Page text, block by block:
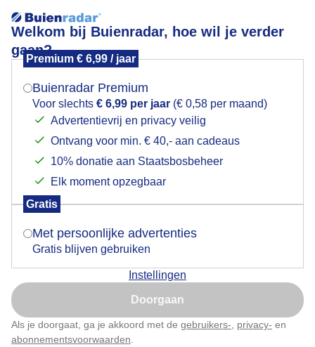
Welkom bij Buienradar, hoe wil je verder
gaan?
Premium € 6,99 / jaar
Buienradar Premium
Voor slechts € 6,99 per jaar (€ 0,58 per maand)
Advertentievrij en privacy veilig
Ontvang voor min. € 40,- aan cadeaus
10% donatie aan Staatsbosbeheer
Elk moment opzegbaar
Gratis
Met persoonlijke advertenties
Gratis blijven gebruiken
Instellingen
Doorgaan
Als je doorgaat, ga je akkoord met de gebruikers- privacy- en
abonnementsvoorwaarden
gjh
Mogen we je locatie gebruiken voor het
Indien je hier nog geen akkoord op hebt gegeven,
verschijnt er zo een pop-up uit je browser waarin
Is goed, toon de popup
Nu niet, misschien later
Klik hierom dit aan te passen